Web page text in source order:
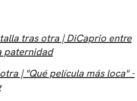
tras otra | DiCaprio entre
paternidad
| "Qué película más loca" -